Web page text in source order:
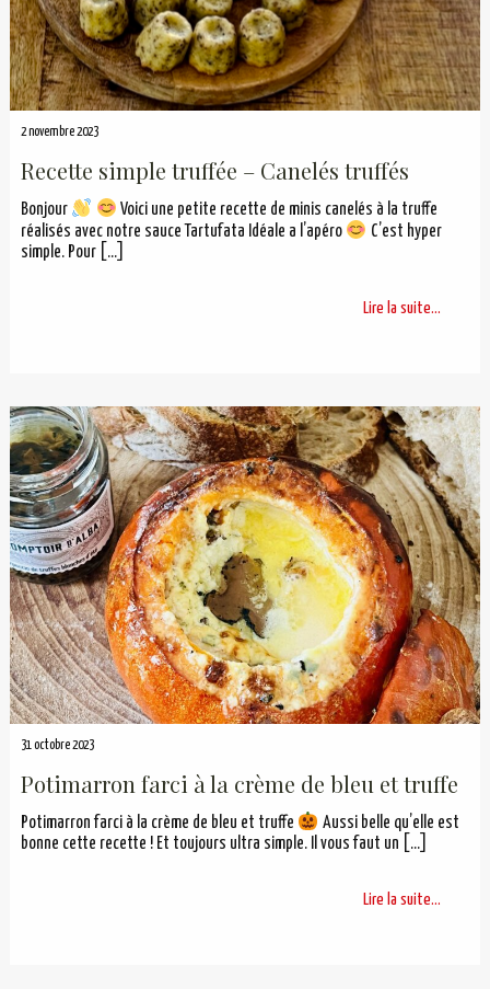
2 novembre 2023
Recette simple truffée – Canelés truffés
Bonjour
Voici une petite recette de minis canelés à la truffe
réalisés avec notre sauce Tartufata Idéale a l’apéro
C’est hyper
simple. Pour […]
Lire la suite...
31 octobre 2023
Potimarron farci à la crème de bleu et truffe
Potimarron farci à la crème de bleu et truffe
Aussi belle qu’elle est
bonne cette recette ! Et toujours ultra simple. Il vous faut un […]
Lire la suite...